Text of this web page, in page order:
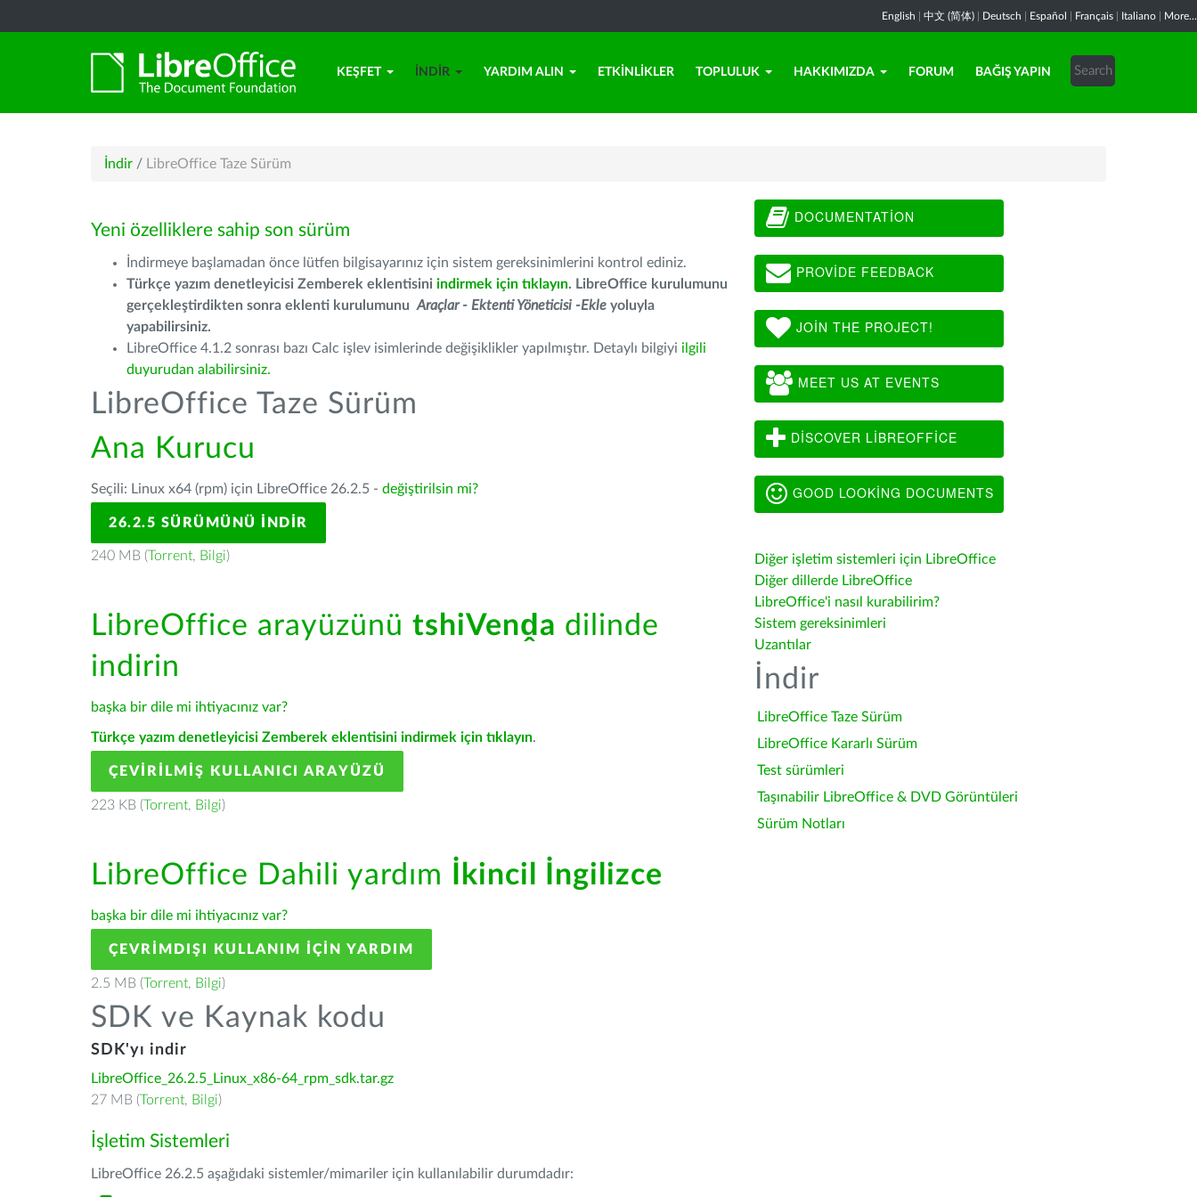
English 中文 (简体) Deutsch Español Français Italiano More...
KEŞFET İNDIR YARDIM ALIN ETKINLIKLER TOPLULUK HAKKIMIZDA FORUM BAĞIŞ YAPIN
İndir / LibreOffice Taze Sürüm
Yeni özelliklere sahip son sürüm
İndirmeye başlamadan önce lütfen bilgisayarınız için sistem gereksinimlerini kontrol ediniz.
Türkçe yazım denetleyicisi Zemberek eklentisini indirmek için tıklayın. LibreOffice kurulumunu
gerçekleştirdikten sonra eklenti kurulumunu Araçlar - Ektenti Yöneticisi -Ekle yoluyla
yapabilirsiniz.
LibreOffice 4.1.2 sonrası bazı Calc işlev isimlerinde değişiklikler yapılmıştır. Detaylı bilgiyi ilgili
duyurudan alabilirsiniz.
LibreOffice Taze Sürüm
Ana Kurucu
Seçili: Linux x64 (rpm) için LibreOffice 26.2.5 - değiştirilsin mi?
26.2.5 SÜRÜMÜNÜ İNDIR
240 MB (Torrent, Bilgi)
LibreOffice arayüzünü tshiVenḓa dilinde
indirin
başka bir dile mi ihtiyacınız var?
Türkçe yazım denetleyicisi Zemberek eklentisini indirmek için tıklayın.
ÇEVIRILMIŞ KULLANICI ARAYÜZÜ
223 KB (Torrent, Bilgi)
LibreOffice Dahili yardım İkincil İngilizce
başka bir dile mi ihtiyacınız var?
ÇEVRIMDIŞI KULLANIM IÇIN YARDIM
2.5 MB (Torrent, Bilgi)
SDK ve Kaynak kodu
SDK'yı indir
LibreOffice_26.2.5_Linux_x86-64_rpm_sdk.tar.gz
27 MB (Torrent, Bilgi)
İşletim Sistemleri
LibreOffice 26.2.5 aşağıdaki sistemler/mimariler için kullanılabilir durumdadır:
DOCUMENTATION
PROVIDE FEEDBACK
JOIN THE PROJECT!
MEET US AT EVENTS
DISCOVER LIBREOFFICE
GOOD LOOKING DOCUMENTS
Diğer işletim sistemleri için LibreOffice
Diğer dillerde LibreOffice
LibreOffice'i nasıl kurabilirim?
Sistem gereksinimleri
Uzantılar
İndir
LibreOffice Taze Sürüm
LibreOffice Kararlı Sürüm
Test sürümleri
Taşınabilir LibreOffice & DVD Görüntüleri
Sürüm Notları